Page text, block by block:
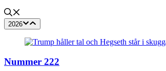
2026
Nummer 222